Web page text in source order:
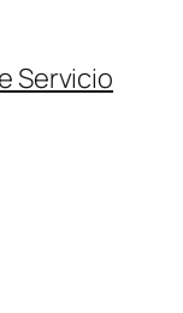
Servicio